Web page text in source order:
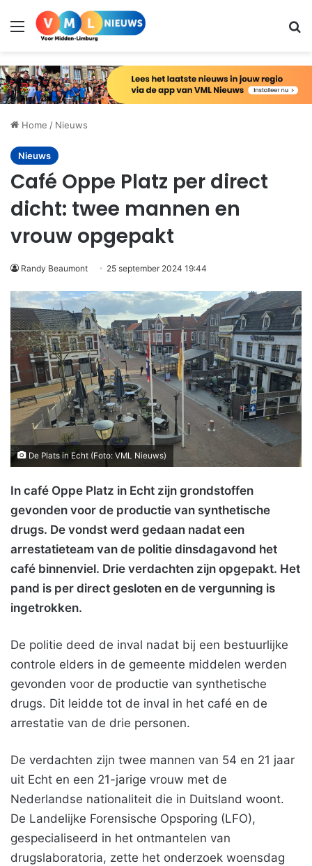
Menu
Home / Nieuws
Nieuws
Café Oppe Platz per direct
dicht: twee mannen en
vrouw opgepakt
Randy Beaumont 25 september 2024 19:44
De Plats in Echt (Foto: VML Nieuws)
In café Oppe Platz in Echt zijn grondstoffen
gevonden voor de productie van synthetische
drugs. De vondst werd gedaan nadat een
arrestatieteam van de politie dinsdagavond het
café binnenviel. Drie verdachten zijn opgepakt. Het
pand is per direct gesloten en de vergunning is
ingetrokken.
De politie deed de inval nadat bij een bestuurlijke
controle elders in de gemeente middelen werden
gevonden voor de productie van synthetische
drugs. Dit leidde tot de inval in het café en de
arrestatie van de drie personen.
De verdachten zijn twee mannen van 54 en 21 jaar
uit Echt en een 21-jarige vrouw met de
Nederlandse nationaliteit die in Duitsland woont.
De Landelijke Forensische Opsporing (LFO),
gespecialiseerd in het ontmantelen van
drugslaboratoria, zette het onderzoek woensdag